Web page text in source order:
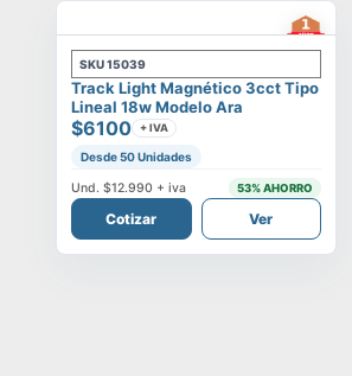
SKU15039
Track Light Magnético 3cct Tipo
Lineal 18w Modelo Ara
$6100 + IVA
Desde 50 Unidades
Und.$12.990 + iva 53% AHORRO
Cotizar Ver